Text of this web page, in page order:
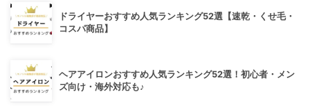
ドライヤーおすすめ人気ランキング52選【速乾・くせ毛・
コスパ商品】
ヘアアイロンおすすめ人気ランキング52選！初心者・メン
ズ向け・海外対応も♪